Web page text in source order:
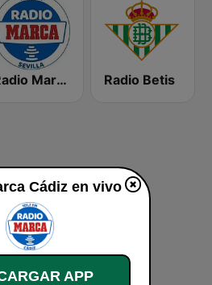
Radio Marca Sevilla Radio Betis
Cádiz en vivo
APP